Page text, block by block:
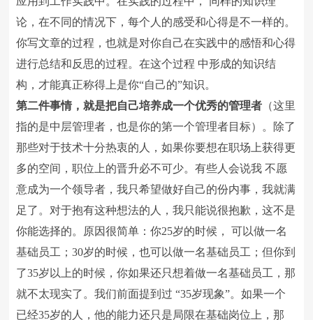
论，在不同的情况下，每个人的感受和心得是不一样的。
你写文章的过程，也就是对你自己在实践中的感悟和心得
进行总结和反思的过程。在这个过程 中形成的知识结
构，才能真正称得上是你“自己的”知识。
第二件事情，就是把自己培养成一个优秀的管理者 （这里
指的是中层管理者，也是你的第一个管理者目标）。除了
那些对于技术十分热衷的人，如果你要想在职场上获得更
多的空间，职位上的晋升必不可少。有些人会说我 不愿
意成为一个领导者，我只希望做好自己的份内事，我就满
足了。对于抱有这种想法的人，我只能说很抱歉，这不是
你能选择的。原因很简单：你25岁的时候， 可以做一名
基础员工；30岁的时候，也可以做一名基础员工；但你到
了35岁以上的时候，你如果还只想着做一名基础员工，那
就不太现实了。我们前面提到过 “35岁现象”。如果一个
已经35岁的人，他的能力还只是局限在基础岗位上，那